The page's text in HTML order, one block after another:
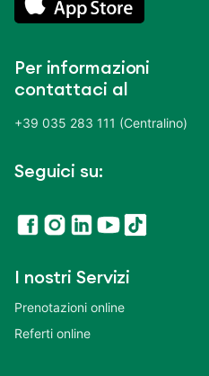
Per informazioni
contattaci al
+39 035 283 111 (Centralino)
Seguici su:
I nostri Servizi
Prenotazioni online
Referti online